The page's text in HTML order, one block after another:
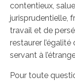
contentieux,
jurisprudentielle,
travail et de
restaurer
servant à
Pour toute